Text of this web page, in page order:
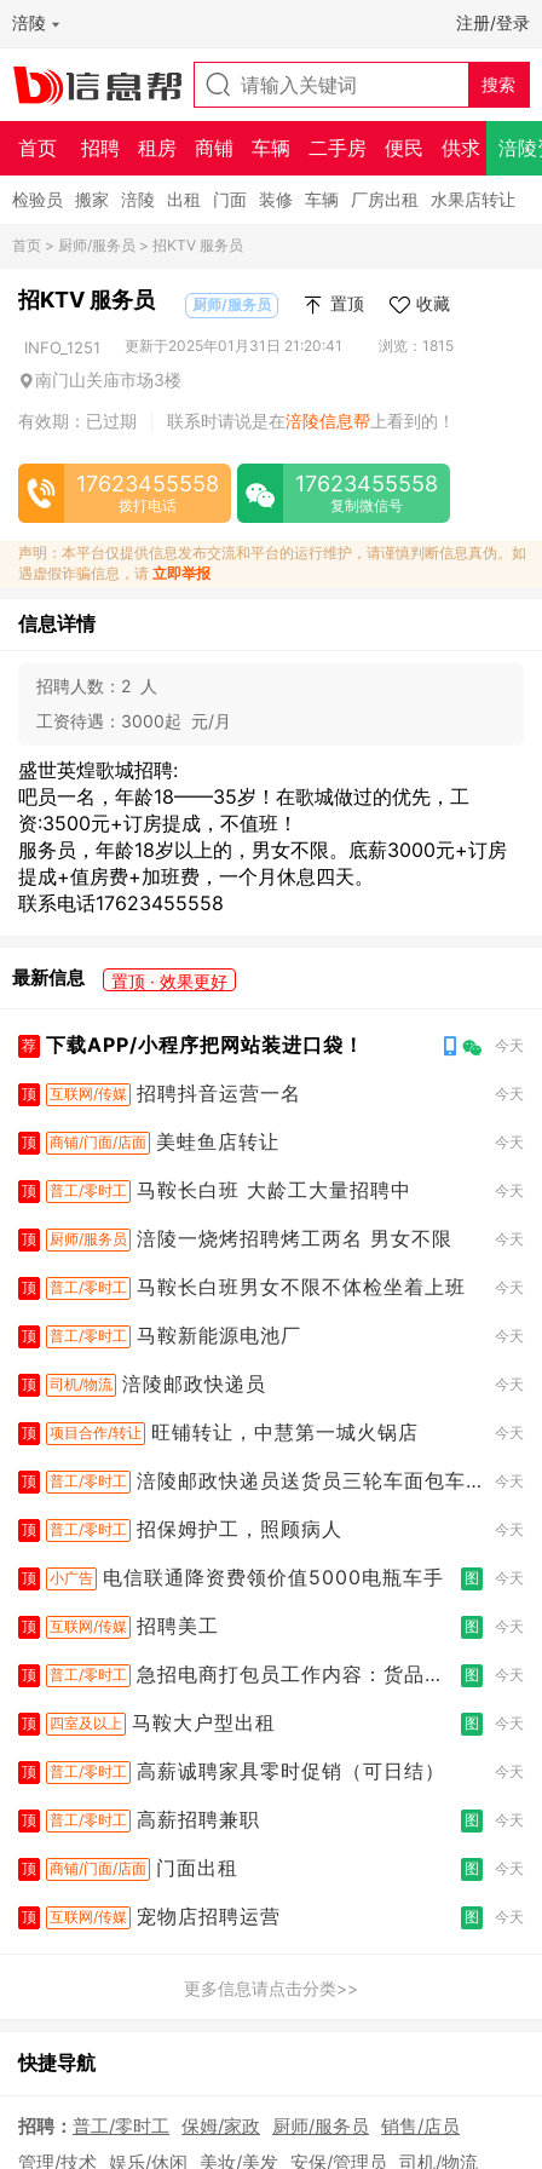
涪陵 注册/登录
首页 招聘 租房 商铺 车辆 二手房 便民 供求 涪陵
检验员 搬家 涪陵 出租 门面 装修 车辆 厂房出租 水果店转让
首页 > 厨师/服务员 > 招KTV 服务员
招KTV 服务员 厨师/服务员 置顶 收藏
INFO_1251 更新于2025年01月31日 21:20:41 浏览：1815
南门山关庙市场3楼
有效期：已过期
联系时请说是在涪陵信息帮 上看到的！
17623455558
拨打电话
17623455558
复制微信号
声明：本平台仅提供信息发布交流和平台的运行维护，请谨慎判断信息真伪。如
遇虚假诈骗信息，请 立即举报
信息详情
招聘人数： 2 人
工资待遇： 3000起 元/月
盛世英煌歌城招聘:
吧员一名，年龄18——35岁！在歌城做过的优先，工
资:3500元+订房提成，不值班！
服务员，年龄18岁以上的，男女不限。底薪3000元+订房
提成+值房费+加班费，一个月休息四天。
联系电话17623455558
最新信息 置顶 · 效果更好
荐 下载APP/小程序把网站装进口袋！ 今天
顶 互联网/传媒 招聘抖音运营一名 今天
顶 商铺/门面/店面 美蛙鱼店转让 今天
顶 普工/零时工 马鞍长白班 大龄工大量招聘中 今天
顶 厨师/服务员 涪陵一烧烤招聘烤工两名 男女不限 今天
顶 普工/零时工 马鞍长白班男女不限不体检坐着上班 今天
顶 普工/零时工 马鞍新能源电池厂 今天
顶 司机/物流 涪陵邮政快递员 今天
顶 项目合作/转让 旺铺转让，中慧第一城火锅店 今天
顶 普工/零时工 涪陵邮政快递员送货员三轮车面包车
今天
顶 普工/零时工 招保姆护工，照顾病人 今天
顶 小广告 电信联通降资费领价值5000电瓶车手 图 今天
顶 互联网/传媒 招聘美工 图 今天
顶 普工/零时工 急招电商打包员工作内容：货品分
图 今天
顶 四室及以上 马鞍大户型出租 图 今天
顶 普工/零时工 高薪诚聘家具零时促销（可日结） 今天
顶 普工/零时工 高薪招聘兼职 图 今天
顶 商铺/门面/店面 门面出租 图 今天
顶 互联网/传媒 宠物店招聘运营 图 今天
更多信息请点击分类>>
快捷导航
招聘： 普工/零时工 保姆/家政 厨师/服务员 销售/店员
管理/技术 娱乐/休闲 美妆/美发 安保/管理员 司机/物流